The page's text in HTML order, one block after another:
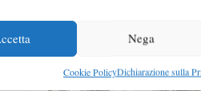
Nega
Cookie PolicyDichiarazione sulla